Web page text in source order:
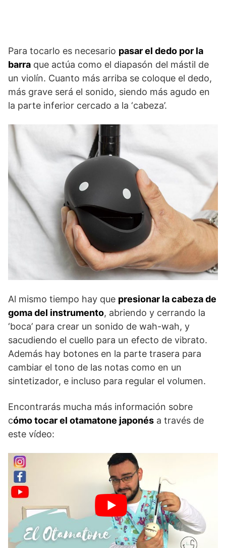
Para tocarlo es necesario pasar el dedo por la
barra que actúa como el diapasón del mástil de
un violín. Cuanto más arriba se coloque el dedo,
más grave será el sonido, siendo más agudo en
la parte inferior cercado a la ‘cabeza’.
Al mismo tiempo hay que presionar la cabeza de
goma del instrumento, abriendo y cerrando la
‘boca’ para crear un sonido de wah-wah, y
sacudiendo el cuello para un efecto de vibrato.
Además hay botones en la parte trasera para
cambiar el tono de las notas como en un
sintetizador, e incluso para regular el volumen.
Encontrarás mucha más información sobre
cómo tocar el otamatone japonés a través de
este vídeo: